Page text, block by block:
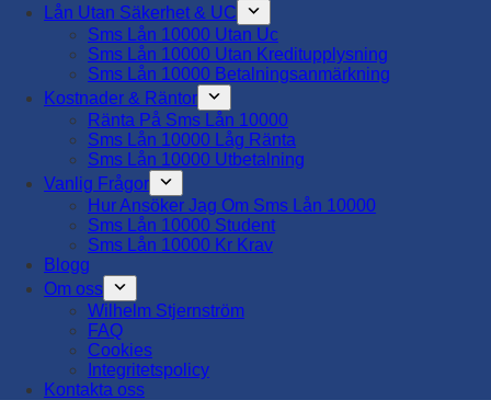
Lån Utan Säkerhet & UC
Sms Lån 10000 Utan Uc
Sms Lån 10000 Utan Kreditupplysning
Sms Lån 10000 Betalningsanmärkning
Kostnader & Räntor
Ränta På Sms Lån 10000
Sms Lån 10000 Låg Ränta
Sms Lån 10000 Utbetalning
Vanlig Frågor
Hur Ansöker Jag Om Sms Lån 10000
Sms Lån 10000 Student
Sms Lån 10000 Kr Krav
Blogg
Om oss
Wilhelm Stjernström
FAQ
Cookies
Integritetspolicy
Kontakta oss